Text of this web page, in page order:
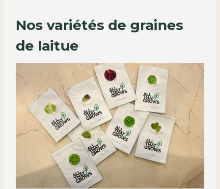
Nos variétés de graines
de laitue